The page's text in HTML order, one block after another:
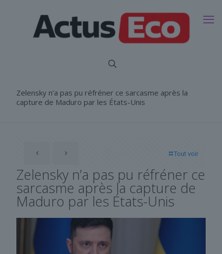
Zelensky n’a pas pu réfréner ce sarcasme après la
capture de Maduro par les États-Unis
Tout voir
Zelensky n’a pas pu réfréner ce
sarcasme après la capture de
Maduro par les États-Unis